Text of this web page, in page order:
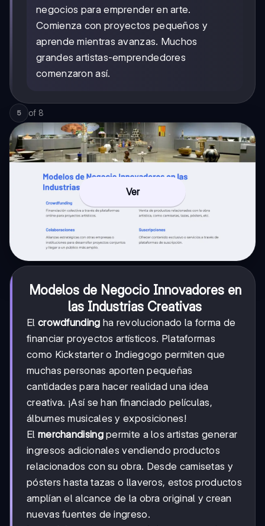
negocios para emprender en arte.
Comienza con proyectos pequeños y
aprende mientras avanzas. Muchos
grandes artistas-emprendedores
comenzaron así.
5 of 8
Ver
Modelos de Negocio Innovadores en
las Industrias Creativas
El crowdfunding ha revolucionado la forma de
financiar proyectos artísticos. Plataformas
como Kickstarter o Indiegogo permiten que
muchas personas aporten pequeñas
cantidades para hacer realidad una idea
creativa. ¡Así se han financiado películas,
álbumes musicales y exposiciones!
El merchandisingpermite a los artistas generar
ingresos adicionales vendiendo productos
relacionados con su obra. Desde camisetas y
pósters hasta tazas o llaveros, estos productos
amplían el alcance de la obra original y crean
nuevas fuentes de ingreso.